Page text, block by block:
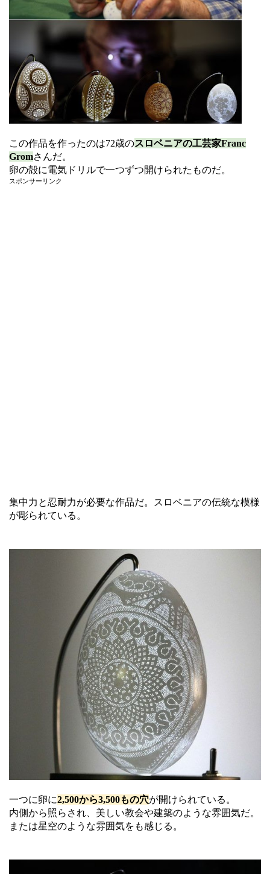
この作品を作ったのは72歳のスロベニアの工芸家Franc
Gromさんだ。
卵の殻に電気ドリルで一つずつ開けられたものだ。
スポンサーリンク
集中力と忍耐力が必要な作品だ。スロベニアの伝統な模様
が彫られている。
一つに卵に2,500から3,500もの穴が開けられている。
内側から照らされ、美しい教会や建築のような雰囲気だ。
または星空のような雰囲気をも感じる。